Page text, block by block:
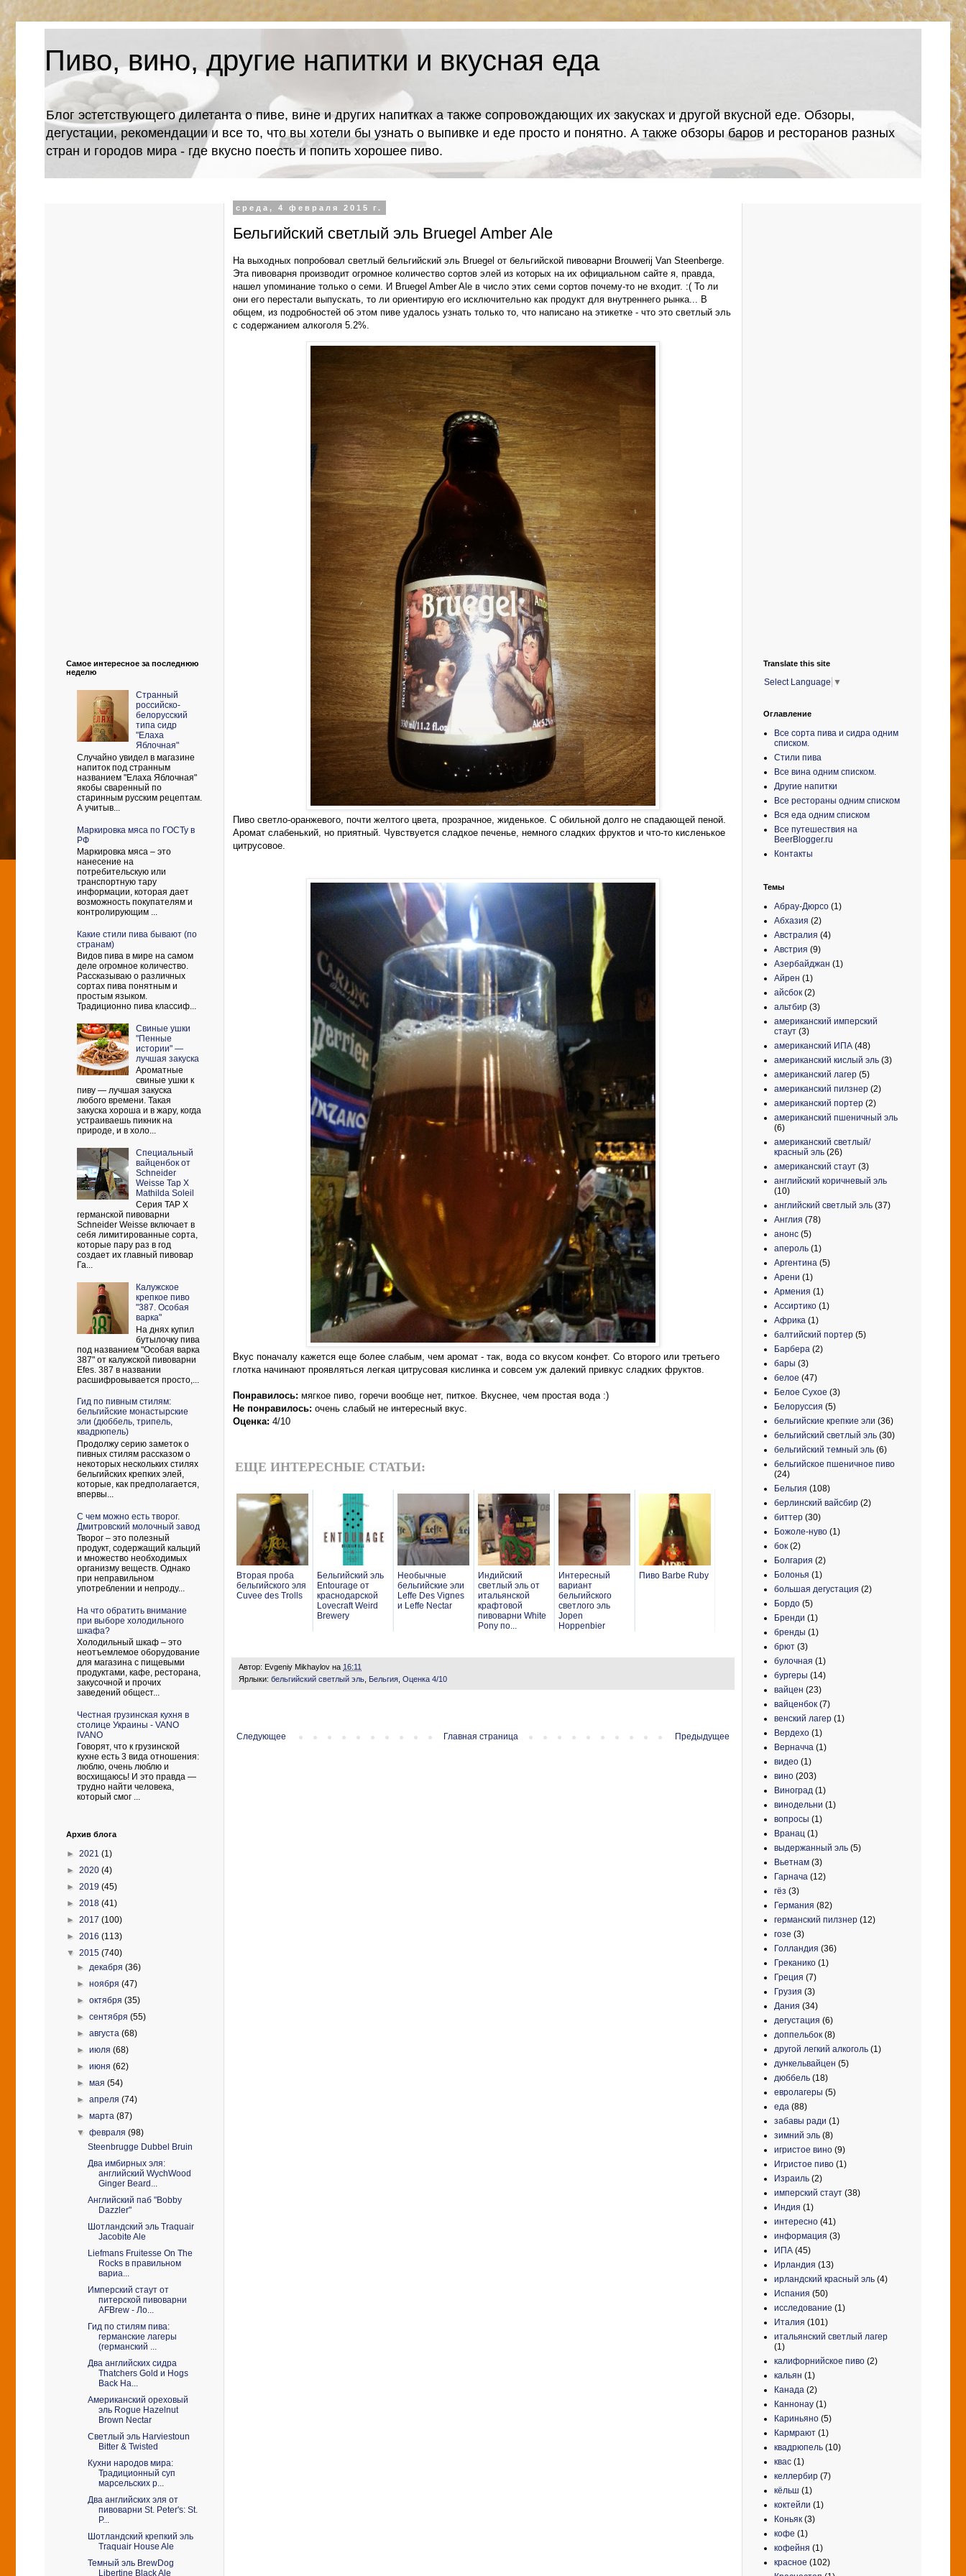
Пиво, вино, другие напитки и вкусная еда
Блог эстетствующего дилетанта о пиве, вине и других напитках а также сопровождающих их закусках и другой вкусной еде. Обзоры,
дегустации, рекомендации и все то, что вы хотели бы узнать о выпивке и еде просто и понятно. А также обзоры баров и ресторанов разных
стран и городов мира - где вкусно поесть и попить хорошее пиво.
среда, 4 февраля 2015 г.
Бельгийский светлый эль Bruegel Amber Ale
На выходных попробовал светлый бельгийский эль Bruegel от бельгийской пивоварни Brouwerij Van Steenberge.
Эта пивоварня производит огромное количество сортов элей из которых на их официальном сайте я, правда,
нашел упоминание только о семи. И Bruegel Amber Ale в число этих семи сортов почему-то не входит. :( То ли
они его перестали выпускать, то ли ориентирую его исключительно как продукт для внутреннего рынка... В
общем, из подробностей об этом пиве удалось узнать только то, что написано на этикетке - что это светлый эль
с содержанием алкоголя 5.2%.
Пиво светло-оранжевого, почти желтого цвета, прозрачное, жиденькое. С обильной долго не спадающей пеной.
Аромат слабенький, но приятный. Чувствуется сладкое печенье, немного сладких фруктов и что-то кисленькое
цитрусовое.
Вкус поначалу кажется еще более слабым, чем аромат - так, вода со вкусом конфет. Со второго или третьего
глотка начинают проявляться легкая цитрусовая кислинка и совсем уж далекий привкус сладких фруктов.
Понравилось: мягкое пиво, горечи вообще нет, питкое. Вкуснее, чем простая вода :)
Не понравилось: очень слабый не интересный вкус.
Оценка: 4/10
ЕЩЕ ИНТЕРЕСНЫЕ СТАТЬИ:
Вторая проба
бельгийского эля
Cuvee des Trolls
Бельгийский эль
Entourage от
краснодарской
Lovecraft Weird
Brewery
Необычные
бельгийские эли
Leffe Des Vignes
и Leffe Nectar
Индийский
светлый эль от
итальянской
крафтовой
пивоварни White
Pony по...
Интересный
вариант
бельгийского
светлого эль
Jopen
Hoppenbier
Пиво Barbe Ruby
Автор: Evgeniy Mikhaylov на 16:11
Ярлыки: бельгийский светлый эль Бельгия Оценка 4/10
Следующее Предыдущее
Главная страница
Самое интересное за последнюю
неделю
Странный
российско-
белорусский
типа сидр
"Елаха
Яблочная"
Случайно увидел в магазине
напиток под странным
названием "Елаха Яблочная"
якобы сваренный по
старинным русским рецептам.
А учитыв...
Маркировка мяса по ГОСТу в
РФ
Маркировка мяса – это
нанесение на
потребительскую или
транспортную тару
информации, которая дает
возможность покупателям и
контролирующим ...
Какие стили пива бывают (по
странам)
Видов пива в мире на самом
деле огромное количество.
Рассказываю о различных
сортах пива понятным и
простым языком.
Традиционно пива классиф...
Свиные ушки
"Пенные
истории" —
лучшая закуска
Ароматные
свиные ушки к
пиву — лучшая закуска
любого времени. Такая
закуска хороша и в жару, когда
устраиваешь пикник на
природе, и в холо...
Cпециальный
вайценбок от
Schneider
Weisse Tap X
Mathilda Soleil
Серия TAP X
германской пивоварни
Schneider Weisse включает в
себя лимитированные сорта,
которые пару раз в год
создает их главный пивовар
Га...
Калужское
крепкое пиво
"387. Особая
варка"
На днях купил
бутылочку пива
под названием "Особая варка
387" от калужской пивоварни
Efes. 387 в названии
расшифровывается просто,...
Гид по пивным стилям:
бельгийские монастырские
эли (дюббель, трипель,
квадрюпель)
Продолжу серию заметок о
пивных стилям рассказом о
некоторых нескольких стилях
бельгийских крепких элей,
которые, как предполагается,
впервы...
С чем можно есть творог.
Дмитровский молочный завод
Творог – это полезный
продукт, содержащий кальций
и множество необходимых
организму веществ. Однако
при неправильном
употреблении и непроду...
На что обратить внимание
при выборе холодильного
шкафа?
Холодильный шкаф – это
неотъемлемое оборудование
для магазина с пищевыми
продуктами, кафе, ресторана,
закусочной и прочих
заведений общест...
Честная грузинская кухня в
столице Украины - VANO
IVANO
Говорят, что к грузинской
кухне есть 3 вида отношения:
люблю, очень люблю и
восхищаюсь! И это правда —
трудно найти человека,
который смог ...
Архив блога
► 2021 (1)
► 2020 (4)
► 2019 (45)
► 2018 (41)
► 2017 (100)
► 2016 (113)
▼ 2015 (740)
► декабря(36)
►ноября(47)
►октября(35)
►сентября(55)
►августа(68)
►июля(68)
►июня(62)
►мая(54)
►апреля(74)
►марта(87)
▼февраля(98)
Steenbrugge Dubbel Bruin
Два имбирных эля:
английский WychWood
Ginger Beard...
Английский паб "Bobby
Dazzler"
Шотландский эль Traquair
Jacobite Ale
Liefmans Fruitesse On The
Rocks в правильном
вариа...
Имперский стаут от
питерской пивоварни
AFBrew - Ло...
Гид по стилям пива:
германские лагеры
(германский ...
Два английских сидра
Thatchers Gold и Hogs
Back Ha...
Американский ореховый
эль Rogue Hazelnut
Brown Nectar
Светлый эль Harviestoun
Bitter & Twisted
Кухни народов мира:
Традиционный суп
марсельских р...
Два английских эля от
пивоварни St. Peter's: St.
P...
Шотландский крепкий эль
Traquair House Ale
Темный эль BrewDog
Libertine Black Ale
Translate this site
Select Language ▼
Оглавление
Все сорта пива и сидра одним
списком.
Стили пива
Все вина одним списком.
Другие напитки
Все рестораны одним списком
Вся еда одним списком
Все путешествия на
BeerBlogger.ru
Контакты
Темы
Абрау-Дюрсо (1)
Абхазия (2)
Австралия (4)
Австрия (9)
Азербайджан (1)
Айрен (1)
айсбок (2)
альтбир (3)
американский имперский
стаут (3)
американский ИПА (48)
американский кислый эль (3)
американский лагер (5)
американский пилзнер (2)
американский портер (2)
американский пшеничный эль
(6)
американский светлый/
красный эль (26)
американский стаут (3)
английский коричневый эль
(10)
английский светлый эль (37)
Англия (78)
анонс (5)
апероль (1)
Аргентина (5)
Арени (1)
Армения (1)
Ассиртико (1)
Африка (1)
балтийский портер (5)
Барбера (2)
бары (3)
белое (47)
Белое Сухое (3)
Белоруссия (5)
бельгийские крепкие эли (36)
бельгийский светлый эль (30)
бельгийский темный эль (6)
бельгийское пшеничное пиво
(24)
Бельгия (108)
берлинский вайсбир (2)
биттер (30)
Божоле-нуво (1)
бок (2)
Болгария (2)
Болонья (1)
большая дегустация (2)
Бордо (5)
Бренди (1)
бренды (1)
брют (3)
булочная (1)
бургеры (14)
вайцен (23)
вайценбок (7)
венский лагер (1)
Вердехо (1)
Верначча (1)
видео (1)
вино (203)
Виноград (1)
винодельни (1)
вопросы (1)
Вранац (1)
выдержанный эль (5)
Вьетнам (3)
Гарнача (12)
гёз (3)
Германия (82)
германский пилзнер (12)
гозе (3)
Голландия (36)
Греканико (1)
Греция (7)
Грузия (3)
Дания (34)
дегустация (6)
доппельбок (8)
другой легкий алкоголь (1)
дункельвайцен (5)
дюббель (18)
евролагеры (5)
еда (88)
забавы ради (1)
зимний эль (8)
игристое вино (9)
Игристое пиво (1)
Израиль (2)
имперский стаут (38)
Индия (1)
интересно (41)
информация (3)
ИПА (45)
Ирландия (13)
ирландский красный эль (4)
Испания (50)
исследование (1)
Италия (101)
итальянский светлый лагер
(1)
калифорнийское пиво (2)
кальян (1)
Канада (2)
Каннонау (1)
Кариньяно (5)
Кармрают (1)
квадрюпель (10)
квас (1)
келлербир (7)
кёльш (1)
коктейли (1)
Коньяк (3)
кофе (1)
кофейня (1)
красное (102)